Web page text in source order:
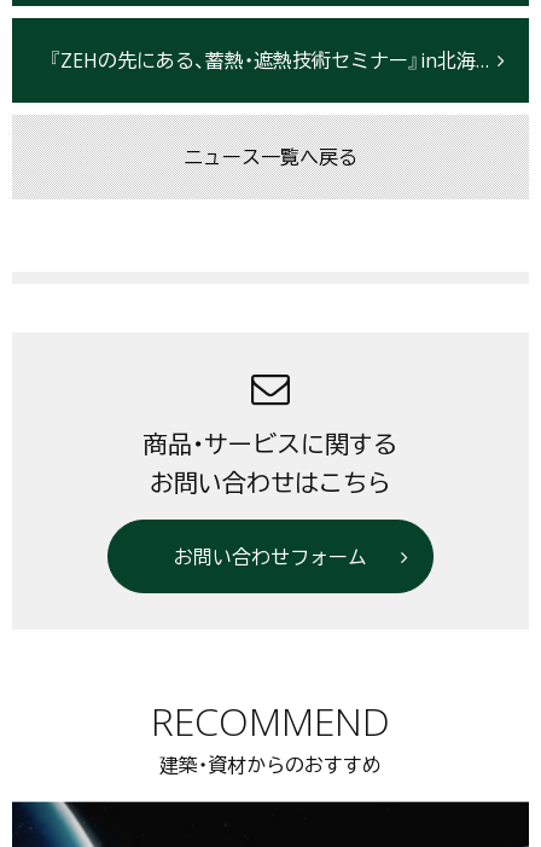
『ZEHの先にある、蓄熱・遮熱技術セミナー』in北海道のご案内
ニュース一覧へ戻る
商品・サービスに関する
お問い合わせはこちら
お問い合わせフォーム
RECOMMEND
建築・資材からのおすすめ